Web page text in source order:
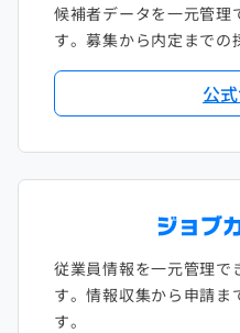
候補者データを一元管理
す。募集から内定までの
公
従業員情報を一元管理で
す。情報収集から申請ま
す。